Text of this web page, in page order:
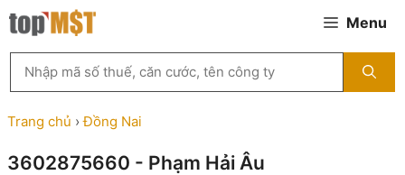
Chuyển
đến
Menu
kiếm
MST
theo
tên
ty,
Trang chủ ›Đồng Nai
3602875660 - Phạm Hải Âu